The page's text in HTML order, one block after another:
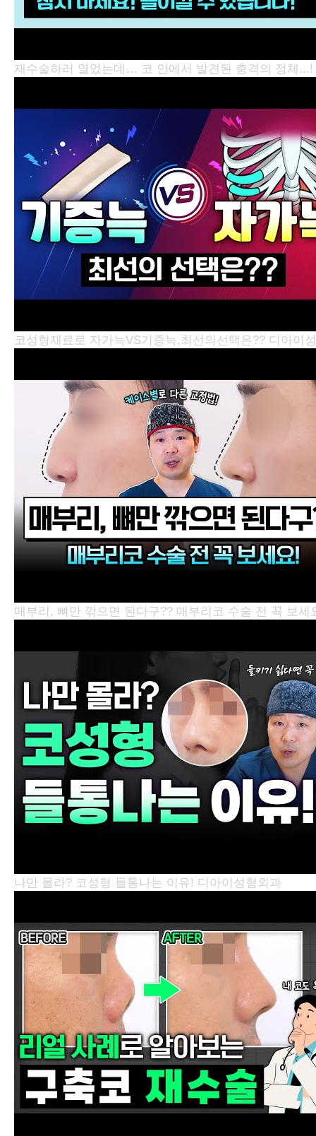
재수술하러 열었는데… 코 안에서 발견된 충격의 정체...!
코성형재료로 자가늑VS기증늑,최선의선택은?? 디아이
매부리, 뼈만 깎으면 된다구?? 매부리코 수술 전 꼭 보
나만 몰라? 코성형 들통나는 이유! 디아이성형외과